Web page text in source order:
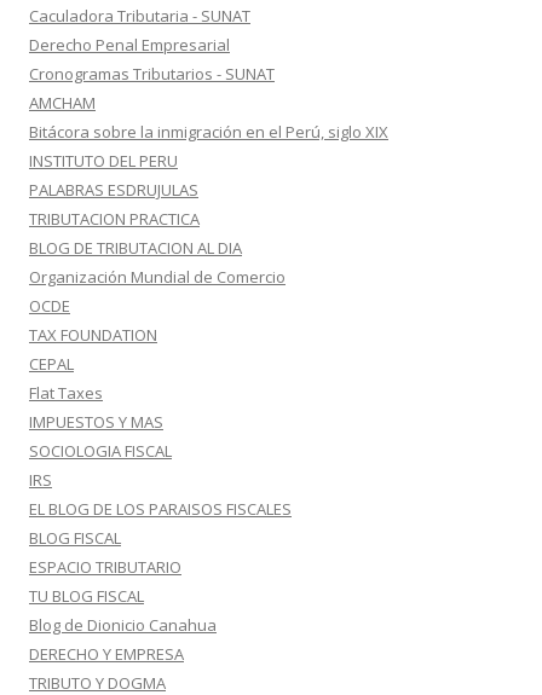
Caculadora Tributaria - SUNAT
Derecho Penal Empresarial
Cronogramas Tributarios - SUNAT
AMCHAM
Bitácora sobre la inmigración en el Perú, siglo XIX
INSTITUTO DEL PERU
PALABRAS ESDRUJULAS
TRIBUTACION PRACTICA
BLOG DE TRIBUTACION AL DIA
Organización Mundial de Comercio
OCDE
TAX FOUNDATION
CEPAL
Flat Taxes
IMPUESTOS Y MAS
SOCIOLOGIA FISCAL
IRS
EL BLOG DE LOS PARAISOS FISCALES
BLOG FISCAL
ESPACIO TRIBUTARIO
TU BLOG FISCAL
Blog de Dionicio Canahua
DERECHO Y EMPRESA
TRIBUTO Y DOGMA